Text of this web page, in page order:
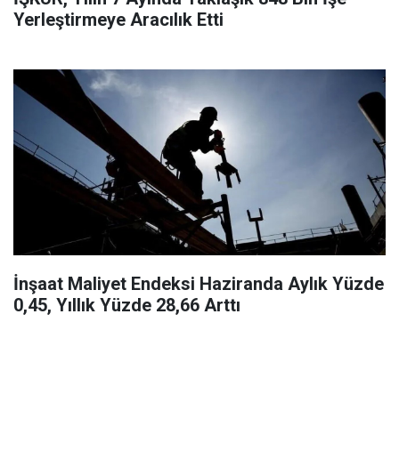
Yerleştirmeye Aracılık Etti
İnşaat Maliyet Endeksi Haziranda Aylık Yüzde
0,45, Yıllık Yüzde 28,66 Arttı